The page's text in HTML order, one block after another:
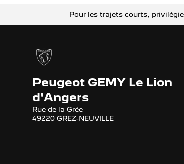
Pour les trajets courts,
Peugeot GEMY Le Lion
d'Angers
Rue de la Grée
49220 GREZ-NEUVILLE